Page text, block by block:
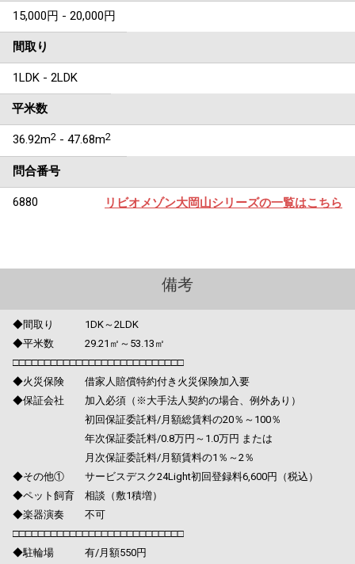
15,000円 - 20,000円
間取り
1LDK - 2LDK
平米数
36.92m2 - 47.68m2
問合番号
6880 リビオメゾン大岡山シリーズの一覧はこちら
備考
◆間取り 1DK～2LDK
◆平米数 29.21㎡～53.13㎡
□□□□□□□□□□□□□□□□□□□□□□□□□□□
◆火災保険 借家人賠償特約付き火災保険加入要
◆保証会社 加入必須（※大手法人契約の場合、例外あり）
初回保証委託料/月額総賃料の20％～100％
年次保証委託料/0.8万円～1.0万円 または
月次保証委託料/月額賃料の1％～2％
◆その他① サービスデスク24Light初回登録料6,600円（税込）
◆ペット飼育 相談（敷1積増）
◆楽器演奏 不可
□□□□□□□□□□□□□□□□□□□□□□□□□□□
◆駐輪場 有/月額550円